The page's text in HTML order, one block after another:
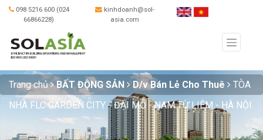
098 5216 600 (024
66866228)
kinhdoanh@sol-
asia.com
Trang chủ BẤT ĐỘNG SẢN D/v Bán Lẻ Cho Thuê
TÒA
NHÀ FLC GARDEN CITY - ĐẠI MỖ - NAM TỪ LIÊM - HÀ NỘI